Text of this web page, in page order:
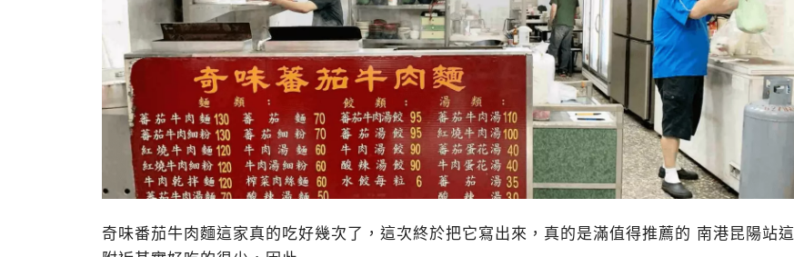
奇味番茄牛肉麵這家真的吃好幾次了，這次終於把它寫出來，真的是滿值得推薦的 南港昆陽站這